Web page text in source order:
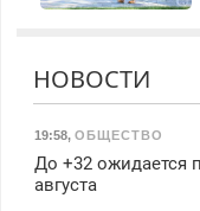
НОВОСТИ
19:58, ОБЩЕСТВО
До +32 ожидается
августа